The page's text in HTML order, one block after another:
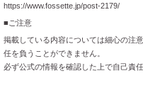
https://www.fossette.jp/post-2179/
■ご注意
掲載している内容については細心の注
任を負うことができません。
必ず公式の情報を確認した上で自己責